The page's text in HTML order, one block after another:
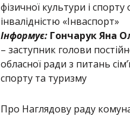
фізичної культури і спорту
інвалідністю «Інваспорт»
Інформує: Гончарук Яна
– заступник голови
обласної ради з питань
спорту та туризму
Про Наглядову раду